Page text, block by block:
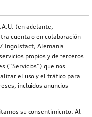
(en adelante,
cuenta o en colaboración
Ingolstadt, Alemania
propios y de terceros
(“Servicios”) que nos
el uso y el tráfico para
incluidos anuncios
su consentimiento. Al